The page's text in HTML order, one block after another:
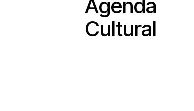
Agenda
Cultural